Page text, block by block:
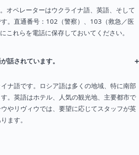
オペレーターはウクライナ語、英語、そして
。直通番号：102（警察）、103（救急／医
これらを電話に保存しておいてください。
話されています。 +
ナ語です。ロシア語は多くの地域、特に南部
。英語はホテル、人気の観光地、主要都市で
やリヴィウでは、要望に応じてスタッフが英
ます。